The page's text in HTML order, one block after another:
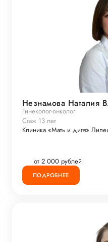
Незнамова Наталия
Гинеколог-онколог
Стаж 13 лет
Клиника «Мать и дитя»
от 2 000 рублей
ПОДРОБНЕЕ